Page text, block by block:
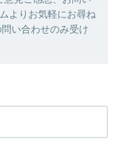
よりお気軽にお尋ね
い合わせのみ受け